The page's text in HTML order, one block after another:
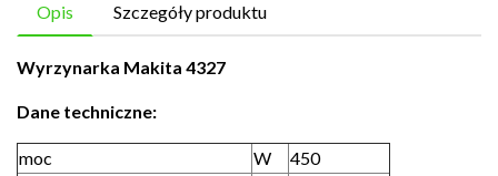
Opis Szczegóły produktu
Wyrzynarka Makita 4327
Dane techniczne:
moc W
450